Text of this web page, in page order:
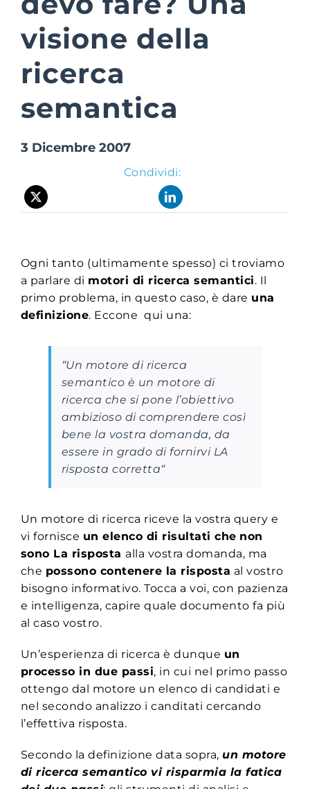
Suite Login
visione della
ricerca
semantica
3 Dicembre 2007
Condividi:
Ogni tanto (ultimamente spesso) ci troviamo
a parlare di motori di ricerca semantici. Il
primo problema, in questo caso, è dare una
definizione. Eccone qui una:
“Un motore di ricerca
semantico è un motore di
ricerca che si pone l’obiettivo
ambizioso di comprendere così
bene la vostra domanda, da
essere in grado di fornirvi LA
risposta corretta“
Un motore di ricerca riceve la vostra query e
vi fornisce un elenco di risultati che non
sono La risposta alla vostra domanda, ma
che possono contenere la risposta al vostro
bisogno informativo. Tocca a voi, con pazienza
e intelligenza, capire quale documento fa più
al caso vostro.
Un’esperienza di ricerca è dunque un
processo in due passi, in cui nel primo passo
ottengo dal motore un elenco di candidati e
nel secondo analizzo i canditati cercando
l’effettiva risposta.
Secondo la definizione data sopra, un motore
di ricerca semantico vi risparmia la fatica